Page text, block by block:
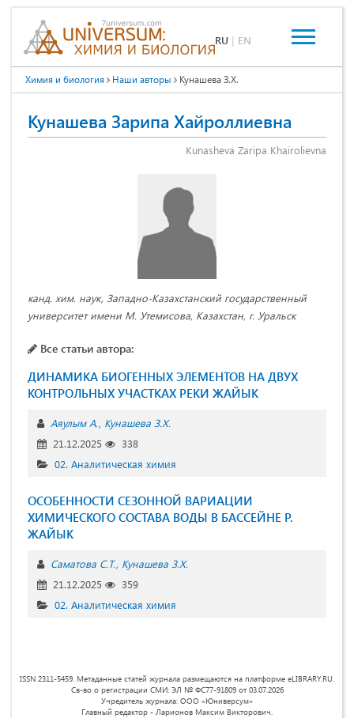
RU | EN
Химия и биология Наши авторы Кунашева З.Х.
Кунашева Зарипа Хайроллиевна
Kunasheva Zaripa Khairolievna
канд. хим. наук, Западно-Казахстанский государственный
университет имени М. Утемисова, Казахстан, г. Уральск
Все статьи автора:
ДИНАМИКА БИОГЕННЫХ ЭЛЕМЕНТОВ НА ДВУХ
КОНТРОЛЬНЫХ УЧАСТКАХ РЕКИ ЖАЙЫК
Аяулым А. Кунашева З.Х.
21.12.2025
338
02. Аналитическая химия
ОСОБЕННОСТИ СЕЗОННОЙ ВАРИАЦИИ
ХИМИЧЕСКОГО СОСТАВА ВОДЫ В БАССЕЙНЕ Р.
ЖАЙЫК
Саматова С.Т. Кунашева З.Х.
21.12.2025
359
02. Аналитическая химия
ISSN 2311-5459. Метаданные статей журнала размещаются на платформе eLIBRARY.RU.
Св-во о регистрации СМИ: ЭЛ № ФС77-91809 от 03.07.2026
Учредитель журнала: ООО «Юниверсум»
Главный редактор - Ларионов Максим Викторович.